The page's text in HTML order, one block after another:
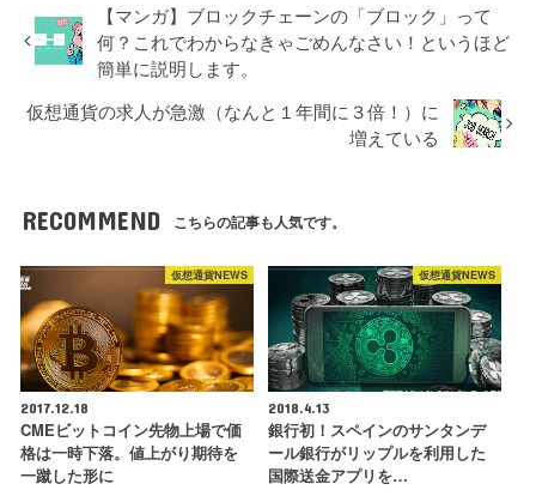
【マンガ】ブロックチェーンの「ブロック」って
何？これでわからなきゃごめんなさい！というほど
簡単に説明します。
仮想通貨の求人が急激（なんと１年間に３倍！）に
増えている
RECOMMEND こちらの記事も人気です。
仮想通貨NEWS
2017.12.18
CMEビットコイン先物上場で価
格は一時下落。値上がり期待を
一蹴した形に
仮想通貨NEWS
2018.4.13
銀行初！スペインのサンタンデ
ール銀行がリップルを利用した
国際送金アプリを…